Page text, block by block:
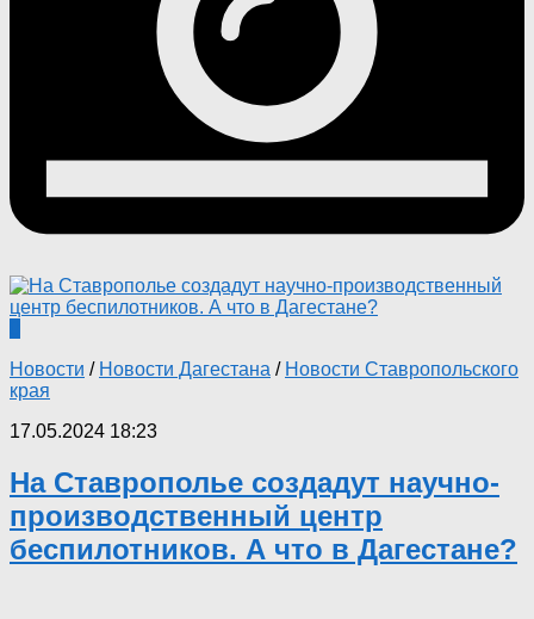
Новости / Новости Дагестана / Новости Ставропольского
края
17.05.2024 18:23
На Ставрополье создадут научно-
производственный центр
беспилотников. А что в Дагестане?